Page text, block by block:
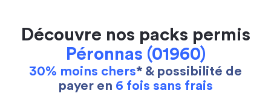
Découvre nos packs permis
Péronnas (01960)
30% moins chers* & possibilité de
payer en 6 fois sans frais